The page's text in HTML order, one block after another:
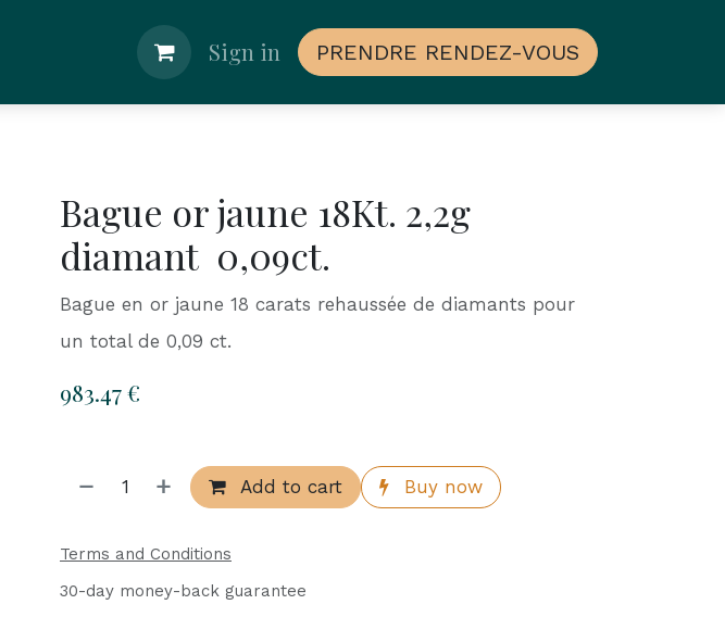
Blog Sign in PRENDRE RENDEZ-VOUS
Bague or jaune 18Kt. 2,2g
diamant 0,09ct.
Bague en or jaune 18 carats rehaussée de diamants pour
un total de 0,09 ct.
983.47€
Add to cart Buy now
Terms and Conditions
30-day money-back guarantee